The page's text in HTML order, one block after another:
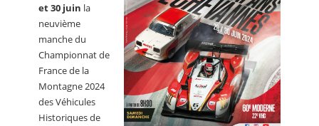
et 30 juin la
neuvième
manche du
Championnat de
France de la
Montagne 2024
des Véhicules
Historiques de